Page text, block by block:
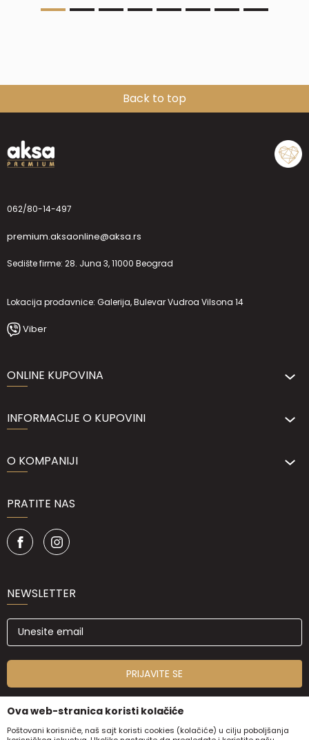
Back to top
062/80-14-497
premium.aksaonline@aksa.rs
Sedište firme: 28. Juna 3, 11000 Beograd
Lokacija prodavnice: Galerija, Bulevar Vudroa Vilsona 14
Viber
ONLINE KUPOVINA
INFORMACIJE O KUPOVINI
O KOMPANIJI
PRATITE NAS
NEWSLETTER
PRIJAVITE SE
Ova web-stranica koristi kolačiće
Poštovani korisniče, naš sajt koristi cookies (kolačiće) u cilju poboljšanja